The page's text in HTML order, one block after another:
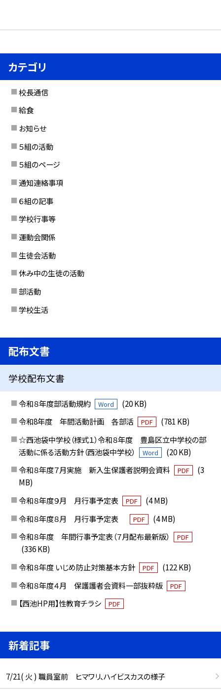
カテゴリ
校長通信
給食
お知らせ
５組の活動
５組のページ
通知連絡事項
６組の記事
学校行事等
運動会関係
生徒会活動
休み中の生徒の活動
部活動
学校生活
配布文書
学校配布文書
令和８年度部活動規約 Word
(20 KB)
令和8年度 年間活動計画 各部活
PDF
(781 KB)
☆西池袋中学校（様式１）令和８年度 豊島区立中学校の部
活動に係る活動方針（西池袋中学校）
Word
(20 KB)
令和８年度７月実施 新入生保護者説明会資料
PDF
(3
MB)
令和８年度９月 月行事予定表
PDF
(4 MB)
令和８年度８月 月行事予定表
PDF
(4 MB)
令和８年度 年間行事予定表（７月配布最新版）
PDF
(336 KB)
令和８年度 いじめ防止対策基本方針
PDF
(122 KB)
令和８年度４月 保護護者会資料一部抜粋版
PDF
【西池HP用】性教育チラシ PDF
新着記事
7/21( 火 ) 職員室前 ヒマワリ、ハイビスカスの様子